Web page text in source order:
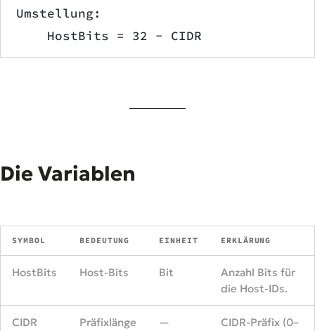
Umstellung:
    HostBits = 32 − CIDR
Die Variablen
SYMBOL BEDEUTUNG EINHEIT ERKLÄRUNG
HostBits Host-Bits Bit
Anzahl Bits für
die Host-IDs.
CIDR Präfixlänge —
CIDR-Präfix (0–